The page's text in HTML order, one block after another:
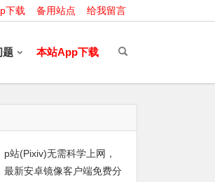
下载 备用站点 给我留言
题 本站App下载
p站(Pixiv)无需科学上网，
最新安卓镜像客户端免费分